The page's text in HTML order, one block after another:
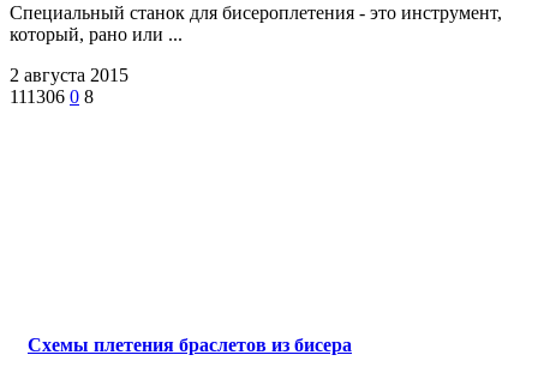
Специальный станок для бисероплетения - это инструмент,
который, рано или ...
2 августа 2015
111306 0 8
Схемы плетения браслетов из бисера